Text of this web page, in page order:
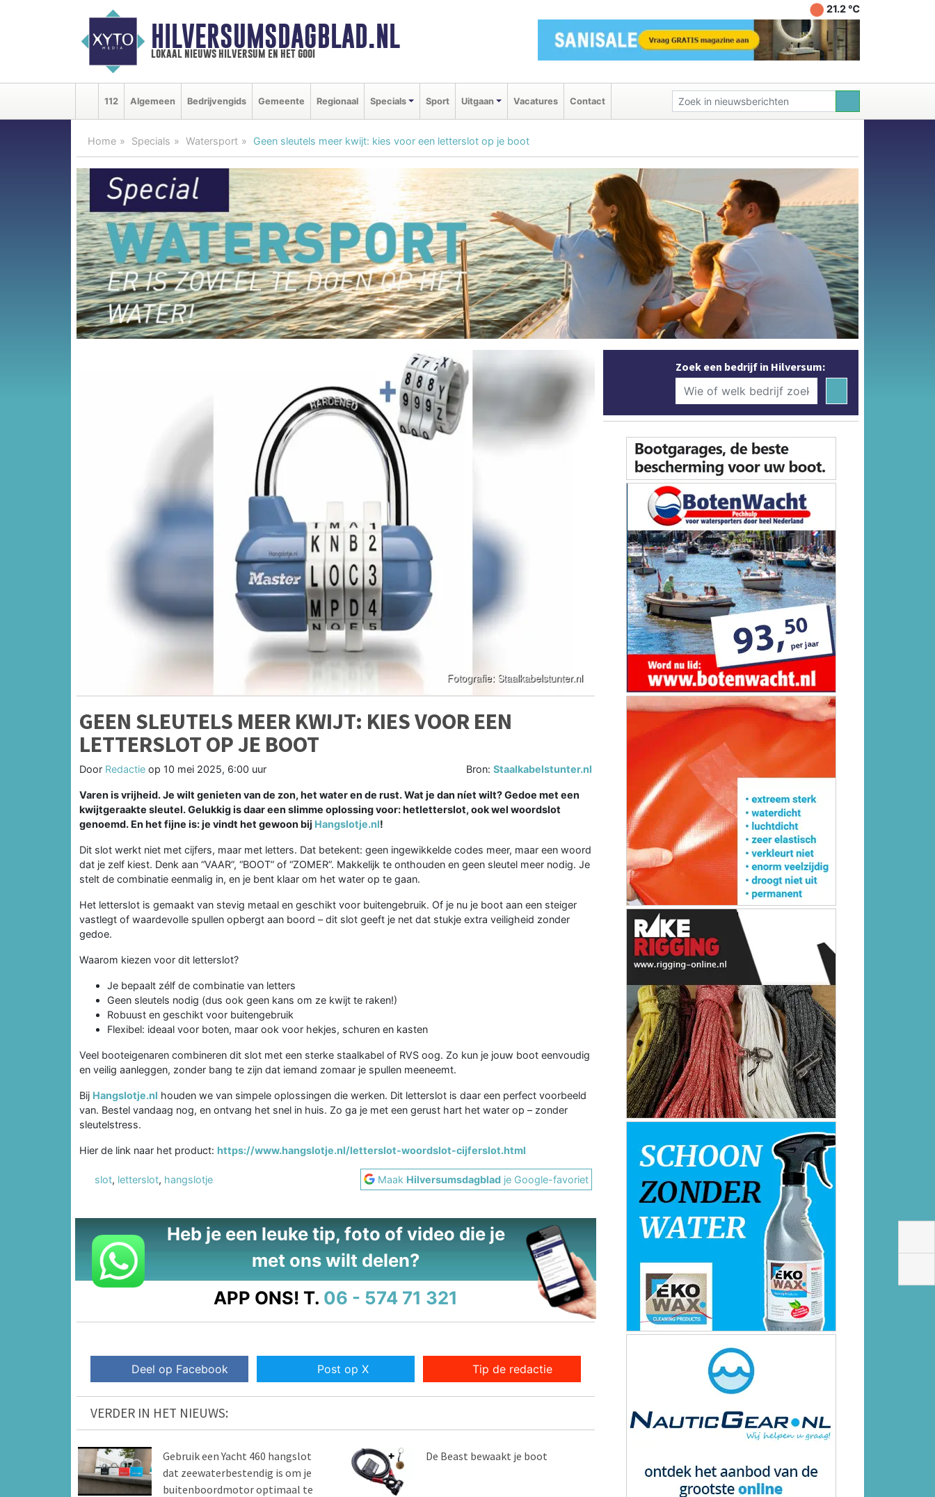
HILVERSUMSDAGBLAD.NL
lokaal nieuws hilversum en het gooi
21.2 ℃
112 Algemeen Bedrijvengids Gemeente Regionaal Specials Sport Uitgaan Vacatures Contact
Home Specials Watersport Geen sleutels meer kwijt: kies voor een letterslot op je boot
GEEN SLEUTELS MEER KWIJT: KIES VOOR EEN
LETTERSLOT OP JE BOOT
Door Redactie op 10 mei 2025, 6:00 uur Bron:Staalkabelstunter.nl
Varen is vrijheid. Je wilt genieten van de zon, het water en de rust. Wat je dan níet wilt? Gedoe met een
kwijtgeraakte sleutel. Gelukkig is daar een slimme oplossing voor: hetletterslot, ook wel woordslot
genoemd. En het fijne is: je vindt het gewoon bij Hangslotje.nl!
Dit slot werkt niet met cijfers, maar met letters. Dat betekent: geen ingewikkelde codes meer, maar een woord
dat je zelf kiest. Denk aan “VAAR”, “BOOT” of “ZOMER”. Makkelijk te onthouden en geen sleutel meer nodig. Je
stelt de combinatie eenmalig in, en je bent klaar om het water op te gaan.
Het letterslot is gemaakt van stevig metaal en geschikt voor buitengebruik. Of je nu je boot aan een steiger
vastlegt of waardevolle spullen opbergt aan boord – dit slot geeft je net dat stukje extra veiligheid zonder
gedoe.
Waarom kiezen voor dit letterslot?
Je bepaalt zélf de combinatie van letters
Geen sleutels nodig (dus ook geen kans om ze kwijt te raken!)
Robuust en geschikt voor buitengebruik
Flexibel: ideaal voor boten, maar ook voor hekjes, schuren en kasten
Veel booteigenaren combineren dit slot met een sterke staalkabel of RVS oog. Zo kun je jouw boot eenvoudig
en veilig aanleggen, zonder bang te zijn dat iemand zomaar je spullen meeneemt.
Bij Hangslotje.nl houden we van simpele oplossingen die werken. Dit letterslot is daar een perfect voorbeeld
van. Bestel vandaag nog, en ontvang het snel in huis. Zo ga je met een gerust hart het water op – zonder
sleutelstress.
Hier de link naar het product: https://www.hangslotje.nl/letterslot-woordslot-cijferslot.html
slot, letterslot, hangslotje Maak Hilversumsdagblad je Google-favoriet
Heb je een leuke tip, foto of video die je
met ons wilt delen?
APP ONS! T. 06 - 574 71 321
Deel op Facebook Post op X Tip de redactie
VERDER IN HET NIEUWS:
Gebruik een Yacht 460 hangslot
dat zeewaterbestendig is om je
buitenboordmotor optimaal te
De Beast bewaakt je boot
Zoek een bedrijf in Hilversum: